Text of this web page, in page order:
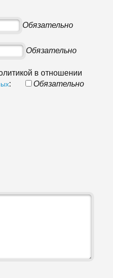
Обязательно
Обязательно
в отношении
: Обязательно